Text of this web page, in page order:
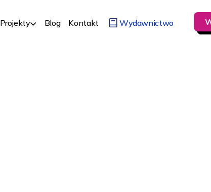
Projekty Blog Kontakt Wydawnictwo